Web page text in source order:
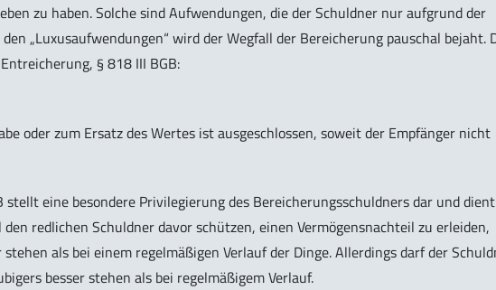
zu haben. Solche sind Aufwendungen, die der Schuldner nur aufgrund der
„Luxusaufwendungen“ wird der Wegfall der Bereicherung pauschal bejaht.
§ 818 III BGB:
oder zum Ersatz des Wertes ist ausgeschlossen, soweit der Empfänger nicht
stellt eine besondere Privilegierung des Bereicherungsschuldners dar und dient
redlichen Schuldner davor schützen, einen Vermögensnachteil zu erleiden,
als bei einem regelmäßigen Verlauf der Dinge. Allerdings darf der
besser stehen als bei regelmäßigem Verlauf.